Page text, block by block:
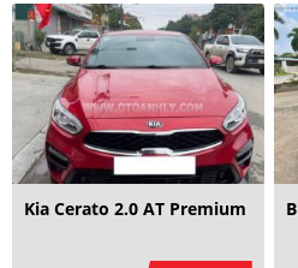
Kia Cerato 2.0 AT Premium